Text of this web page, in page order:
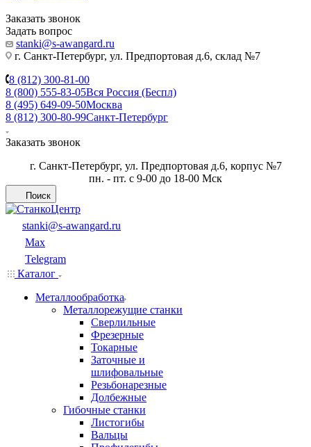
Заказать звонок
Задать вопрос
stanki@s-awangard.ru
г. Санкт-Петербург, ул. Предпортовая д.6, склад №7
8 (812) 300-81-00
8 (800) 555-83-05Вся Россия (Беспл)
8 (495) 649-09-50Москва
8 (812) 300-80-99Санкт-Петербург
Заказать звонок
г. Санкт-Петербург, ул. Предпортовая д.6, корпус №7
пн. - пт. с 9-00 до 18-00 Мск
Поиск
stanki@s-awangard.ru
Max
Telegram
Каталог
Металлообработка
Металлорежущие станки
Сверлильные
Фрезерные
Токарные
Заточные и
шлифовальные
Резьбонарезные
Долбежные
Гибочные станки
Листогибы
Вальцы